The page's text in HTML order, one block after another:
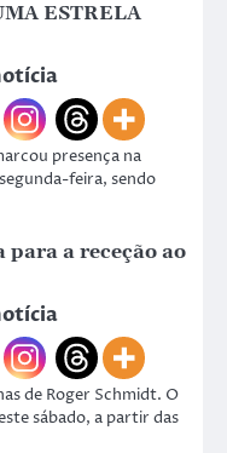
ESTRELA
presença na
feira, sendo
para a receção ao
de Roger Schmidt. O
sábado, a partir das